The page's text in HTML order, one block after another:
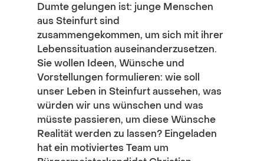
Dumte gelungen ist: junge Menschen
aus Steinfurt sind
zusammengekommen, um sich mit ihrer
Lebenssituation auseinanderzusetzen.
Sie wollen Ideen, Wünsche und
Vorstellungen formulieren: wie soll
unser Leben in Steinfurt aussehen, was
würden wir uns wünschen und was
müsste passieren, um diese Wünsche
Realität werden zu lassen? Eingeladen
hat ein motiviertes Team um